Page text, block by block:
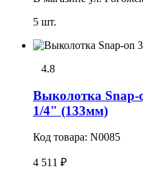
5 шт.
4.8
Выколотка
1/4" (133мм)
Код товара: N0085
4 511 ₽